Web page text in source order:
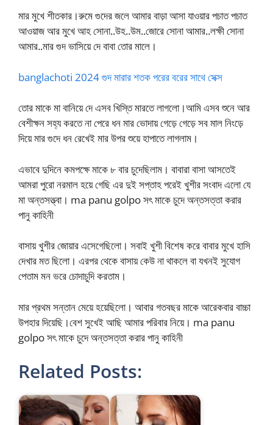
মার মুখে শীতকার।রুমে গুদের জলে আমার বাড়া আসা যাওয়ার পচাত পচাত
আওয়াজ আর মুখে আহ সোনা..উহ..উম..জোরে সোনা আমার..লক্ষী সোনা
আমার..মার গুদ ভাসিয়ে দে বাবা তোর মালে।
banglachoti 2024 গুদ মারার শতক পরের বরের সাথে সেক্স
তোর মাকে মা বানিয়ে দে এসব খিস্তি মারতে লাগলো।আমি এসব শুনে আর
বেশীক্ষন সহ্য করতে না পেরে ধন মার ভোদায় গেড়ে গেড়ে সব মাল নিংড়ে
দিয়ে মার গুদে ধন রেখেই মার উপর শুয়ে হাপাতে লাগলাম।
এভাবে দুদিনে কমপক্ষে মাকে ৮ বার চুদেছিলাম। বাবারা বাসা আসতেই
আমরা পুরো নরমাল হয়ে গেছি এর দুই সপ্তাহ পরেই খুশীর সংবাদ এলো যে
মা অন্তসত্ত্বা। ma panu golpo সৎ মাকে চুদে অন্তসত্তা করার
পানু কাহিনী
বাসায় খুশীর জোয়ার এসেগেছিলো। সবাই খুশী বিশেষ করে বাবার মুখে হাসি
দেখার মত ছিলো। এরপর থেকে বাসায় কেউ না থাকলে বা যখনই সুযোগ
পেতাম মন ভরে চোদাচুদি করতাম।
মার প্রথম সন্তান মেয়ে হয়েছিলো। আবার গতবছর মাকে আরেকবার বাচ্চা
উপহার দিয়েছি।বেশ সুখেই আছি আমার পরিবার নিয়ে। ma panu
golpo সৎ মাকে চুদে অন্তসত্তা করার পানু কাহিনী
Related Posts: